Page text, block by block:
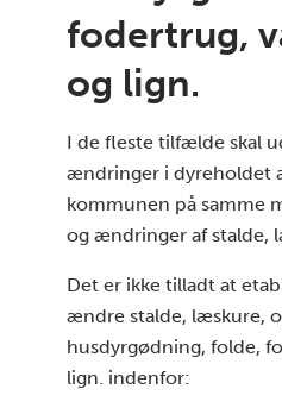
fodertrug,
og lign.
I de fleste tilfælde skal
ændringer i dyreholdet
kommunen på samme
og ændringer af stalde,
Det er ikke tilladt at
ændre stalde, læskure,
husdyrgødning, folde,
lign. indenfor: